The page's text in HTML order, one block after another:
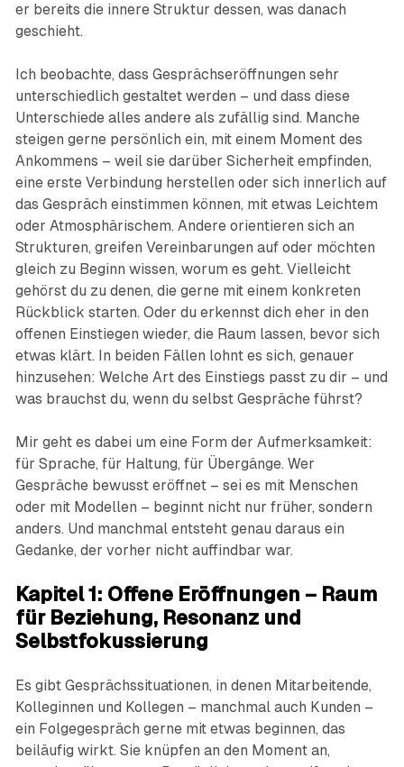
er bereits die innere Struktur dessen, was danach
geschieht.
Ich beobachte, dass Gesprächseröffnungen sehr
unterschiedlich gestaltet werden – und dass diese
Unterschiede alles andere als zufällig sind. Manche
steigen gerne persönlich ein, mit einem Moment des
Ankommens – weil sie darüber Sicherheit empfinden,
eine erste Verbindung herstellen oder sich innerlich auf
das Gespräch einstimmen können, mit etwas Leichtem
oder Atmosphärischem. Andere orientieren sich an
Strukturen, greifen Vereinbarungen auf oder möchten
gleich zu Beginn wissen, worum es geht. Vielleicht
gehörst du zu denen, die gerne mit einem konkreten
Rückblick starten. Oder du erkennst dich eher in den
offenen Einstiegen wieder, die Raum lassen, bevor sich
etwas klärt. In beiden Fällen lohnt es sich, genauer
hinzusehen: Welche Art des Einstiegs passt zu dir – und
was brauchst du, wenn du selbst Gespräche führst?
Mir geht es dabei um eine Form der Aufmerksamkeit:
für Sprache, für Haltung, für Übergänge. Wer
Gespräche bewusst eröffnet – sei es mit Menschen
oder mit Modellen – beginnt nicht nur früher, sondern
anders. Und manchmal entsteht genau daraus ein
Gedanke, der vorher nicht auffindbar war.
Kapitel 1: Offene Eröffnungen – Raum
für Beziehung, Resonanz und
Selbstfokussierung
Es gibt Gesprächssituationen, in denen Mitarbeitende,
Kolleginnen und Kollegen – manchmal auch Kunden –
ein Folgegespräch gerne mit etwas beginnen, das
beiläufig wirkt. Sie knüpfen an den Moment an,